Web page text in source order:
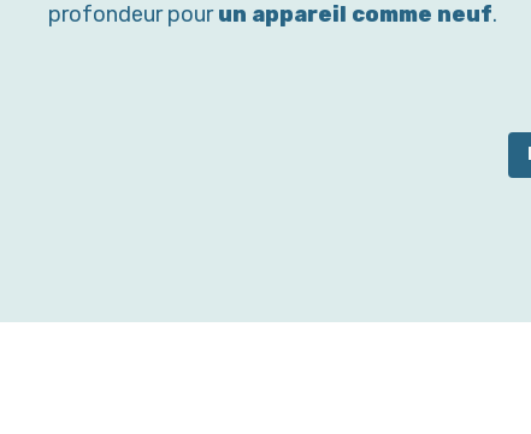
profondeur pourun appareil comme neuf.